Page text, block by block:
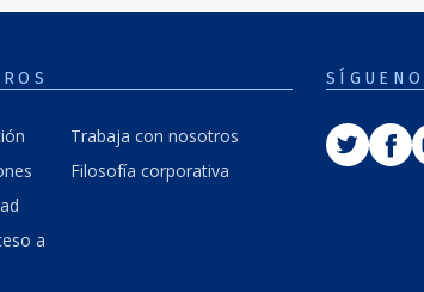
a
Trabaja con nosotros
Filosofía corporativa